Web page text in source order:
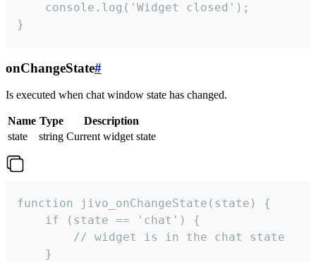
    console.log('Widget closed');
}
onChangeState#
Is executed when chat window state has changed.
Name Type
Description
state
string Current widget state
function jivo_onChangeState(state) {
    if (state == 'chat') {
        // widget is in the chat state
    }